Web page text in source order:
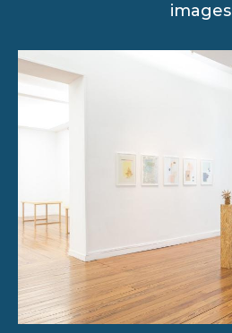
images